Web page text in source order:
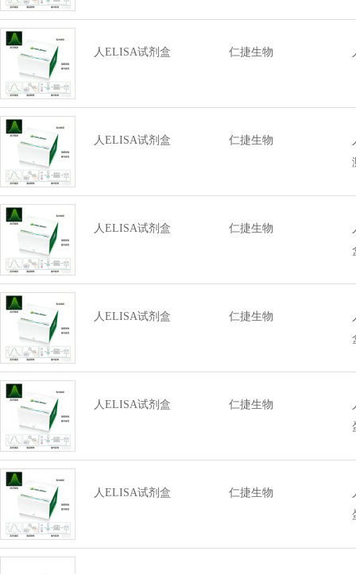
人ELISA试剂盒 仁捷生物
人ELISA试剂盒 仁捷生物
人ELISA试剂盒 仁捷生物
人ELISA试剂盒 仁捷生物
人ELISA试剂盒 仁捷生物
人ELISA试剂盒 仁捷生物